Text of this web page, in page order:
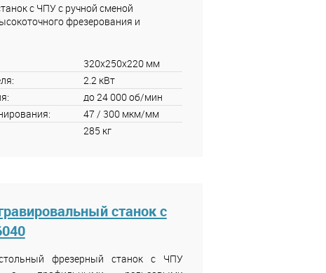
с ЧПУ с ручной сменой
фрезерования и
320x250x220 мм
2.2 кВт
до 24 000 об/мин
47 / 300 мкм/мм
285 кг
станок с
фрезерный станок с ЧПУ